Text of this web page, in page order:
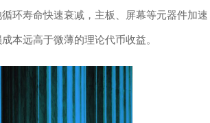
环寿命快速衰减，主板、屏幕等元器件加速
本远高于微薄的理论代币收益。